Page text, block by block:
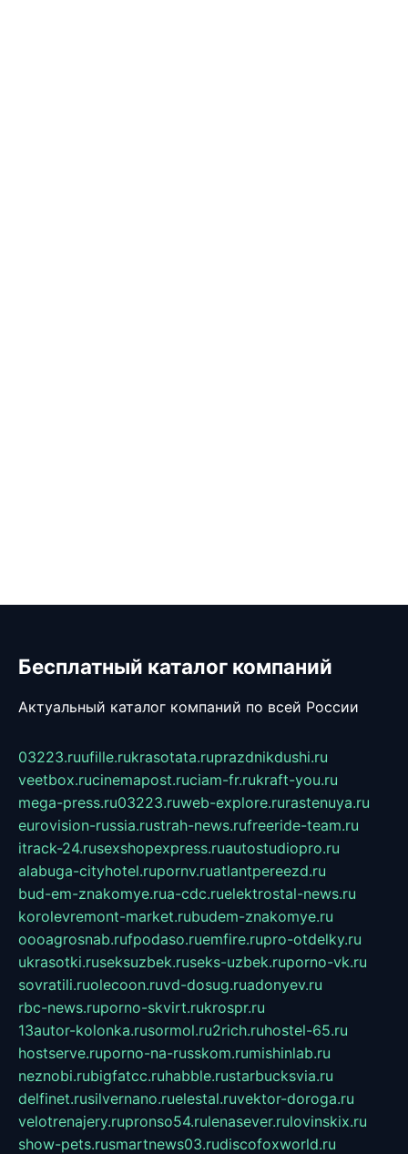
Бесплатный каталог компаний
Актуальный каталог компаний по всей России
03223.ruufille.rukrasotata.ruprazdnikdushi.ru
veetbox.rucinemapost.ruciam-fr.rukraft-you.ru
mega-press.ru03223.ruweb-explore.rurastenuya.ru
eurovision-russia.rustrah-news.rufreeride-team.ru
itrack-24.rusexshopexpress.ruautostudiopro.ru
alabuga-cityhotel.rupornv.ruatlantpereezd.ru
bud-em-znakomye.rua-cdc.ruelektrostal-news.ru
korolevremont-market.rubudem-znakomye.ru
oooagrosnab.rufpodaso.ruemfire.rupro-otdelky.ru
ukrasotki.ruseksuzbek.ruseks-uzbek.ruporno-vk.ru
sovratili.ruolecoon.ruvd-dosug.ruadonyev.ru
rbc-news.ruporno-skvirt.rukrospr.ru
13autor-kolonka.rusormol.ru2rich.ruhostel-65.ru
hostserve.ruporno-na-russkom.rumishinlab.ru
neznobi.rubigfatcc.ruhabble.rustarbucksvia.ru
delfinet.rusilvernano.ruelestal.ruvektor-doroga.ru
velotrenajery.rupronso54.rulenasever.rulovinskix.ru
show-pets.rusmartnews03.rudiscofoxworld.ru